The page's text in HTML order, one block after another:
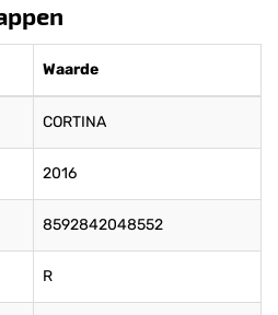
Waarde
CORTINA
2016
8592842048552
R